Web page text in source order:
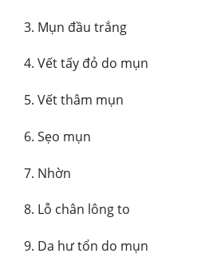
3. Mụn đầu trắng
4. Vết tấy đỏ do mụn
5. Vết thâm mụn
6. Sẹo mụn
7. Nhờn
8. Lỗ chân lông to
9. Da hư tổn do mụn